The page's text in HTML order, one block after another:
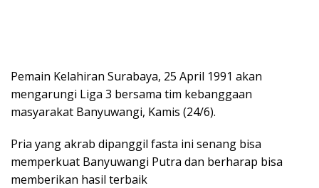
Pemain Kelahiran Surabaya, 25 April 1991 akan
mengarungi Liga 3 bersama tim kebanggaan
masyarakat Banyuwangi, Kamis (24/6).
Pria yang akrab dipanggil fasta ini senang bisa
memperkuat Banyuwangi Putra dan berharap bisa
memberikan hasil terbaik